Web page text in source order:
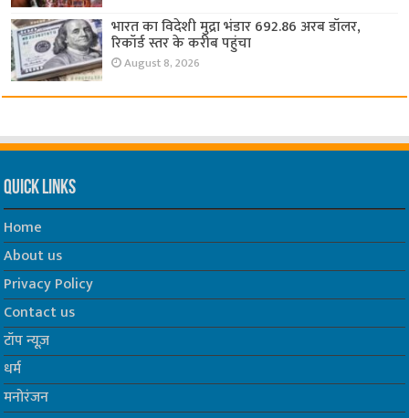
भारत का विदेशी मुद्रा भंडार 692.86 अरब डॉलर,
रिकॉर्ड स्तर के करीब पहुंचा
August 8, 2026
Quick Links
Home
About us
Privacy Policy
Contact us
टॉप न्यूज़
धर्म
मनोरंजन